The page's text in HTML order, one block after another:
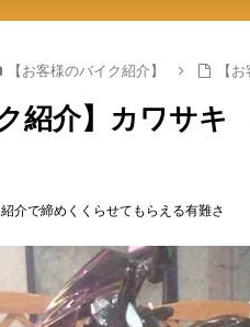
【お客様のバイク紹介】 【
ク紹介】カワサ
介で締めくくらせてもらえる有難さ